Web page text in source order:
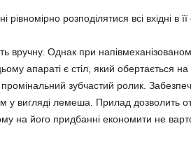
розподілятися всі вхідні в
вручну. Однак при
апараті є стіл, який обертається на
промінальний зубчастий ролик.
у вигляді лемеша. Прилад дозволить
на його придбанні економити не